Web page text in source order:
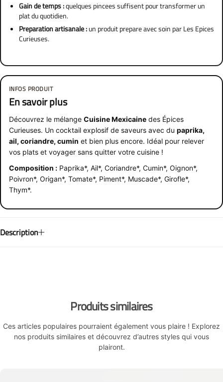
Gain de temps :quelques pincees suffisent pour transformer un
plat du quotidien.
Preparation artisanale :un produit prepare avec soin par Les Epices
Curieuses.
INFOS PRODUIT
En savoir plus
Découvrez le mélange Cuisine Mexicaine des Épices
Curieuses. Un cocktail explosif de saveurs avec du paprika,
ail, coriandre, cumin et bien plus encore. Idéal pour relever
vos plats et voyager sans quitter votre cuisine !
Composition : Paprika*, Ail*, Coriandre*, Cumin*, Oignon*,
Poivron*, Origan*, Tomate*, Piment*, Muscade*, Girofle*,
Thym*.
Description
Produits similaires
Ces articles populaires pourraient également vous plaire ! Explorez
nos produits similaires et découvrez d’autres styles qui vous
plairont.